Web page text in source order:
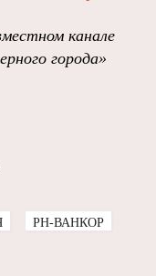
канале
города»
РН-ВАНКОР